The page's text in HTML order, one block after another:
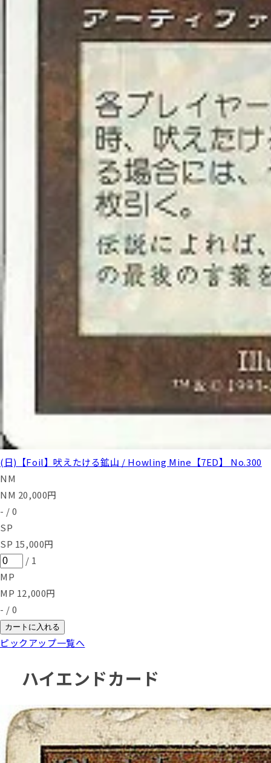
(日)【Foil】吠えたける鉱山 / Howling Mine【7ED】 No.300
NM
NM 20,000円
- / 0
SP
SP 15,000円
/ 1
MP
MP 12,000円
- / 0
カートに入れる
ピックアップ一覧へ
ハイエンドカード